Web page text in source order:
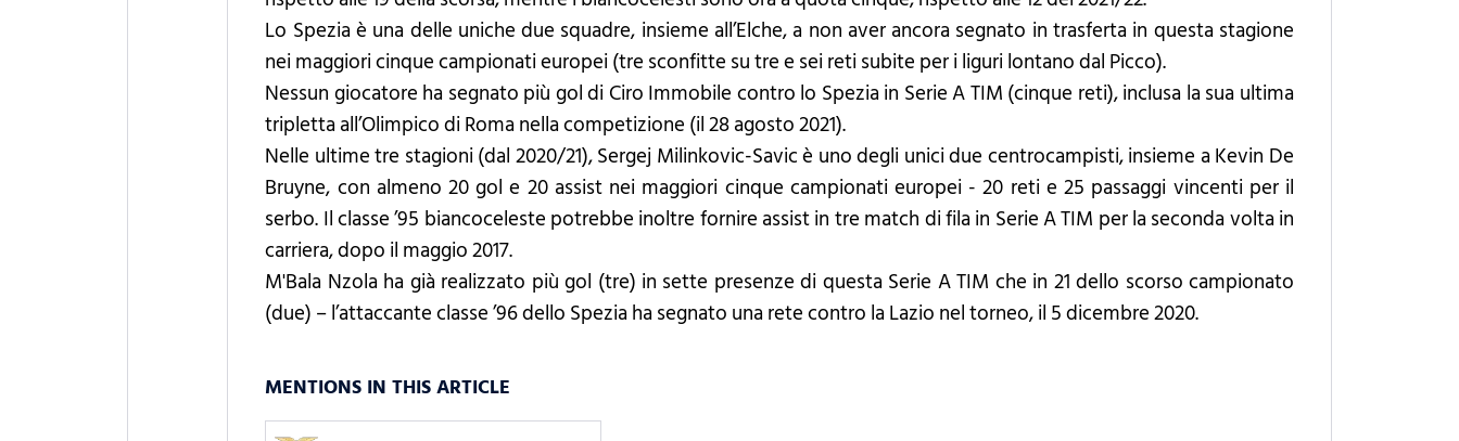
Lo Spezia è una delle uniche due squadre, insieme all’Elche, a non aver ancora segnato in trasferta in questa stagione
nei maggiori cinque campionati europei (tre sconfitte su tre e sei reti subite per i liguri lontano dal Picco).
Nessun giocatore ha segnato più gol di Ciro Immobile contro lo Spezia in Serie A TIM (cinque reti), inclusa la sua ultima
tripletta all’Olimpico di Roma nella competizione (il 28 agosto 2021).
Nelle ultime tre stagioni (dal 2020/21), Sergej Milinkovic-Savic è uno degli unici due centrocampisti, insieme a Kevin De
Bruyne, con almeno 20 gol e 20 assist nei maggiori cinque campionati europei - 20 reti e 25 passaggi vincenti per il
serbo. Il classe ’95 biancoceleste potrebbe inoltre fornire assist in tre match di fila in Serie A TIM per la seconda volta in
carriera, dopo il maggio 2017.
M'Bala Nzola ha già realizzato più gol (tre) in sette presenze di questa Serie A TIM che in 21 dello scorso campionato
(due) – l’attaccante classe ’96 dello Spezia ha segnato una rete contro la Lazio nel torneo, il 5 dicembre 2020.
MENTIONS IN THIS ARTICLE